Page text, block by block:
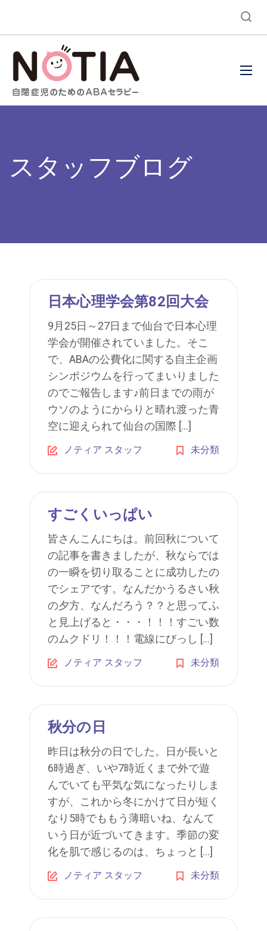
スタッフブログ
日本心理学会第82回大会
9月25日～27日まで仙台で日本心理
学会が開催されていました。そこ
で、ABAの公費化に関する自主企画
シンポジウムを行ってまいりました
のでご報告します♪前日までの雨が
ウソのようにからりと晴れ渡った青
空に迎えられて仙台の国際 […]
ノティア スタッフ 未分類
すごくいっぱい
皆さんこんにちは。前回秋について
の記事を書きましたが、秋ならでは
の一瞬を切り取ることに成功したの
でシェアです。なんだかうるさい秋
の夕方、なんだろう？？と思ってふ
と見上げると・・・！！！すごい数
のムクドリ！！！電線にびっし […]
ノティア スタッフ 未分類
秋分の日
昨日は秋分の日でした。日が長いと
6時過ぎ、いや7時近くまで外で遊
んでいても平気な気になったりしま
すが、これから冬にかけて日が短く
なり5時でももう薄暗いね、なんて
いう日が近づいてきます。季節の変
化を肌で感じるのは、ちょっと […]
ノティア スタッフ 未分類